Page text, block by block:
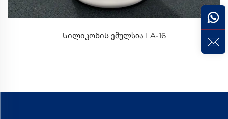
Სილიკონის ემულსია LA-16